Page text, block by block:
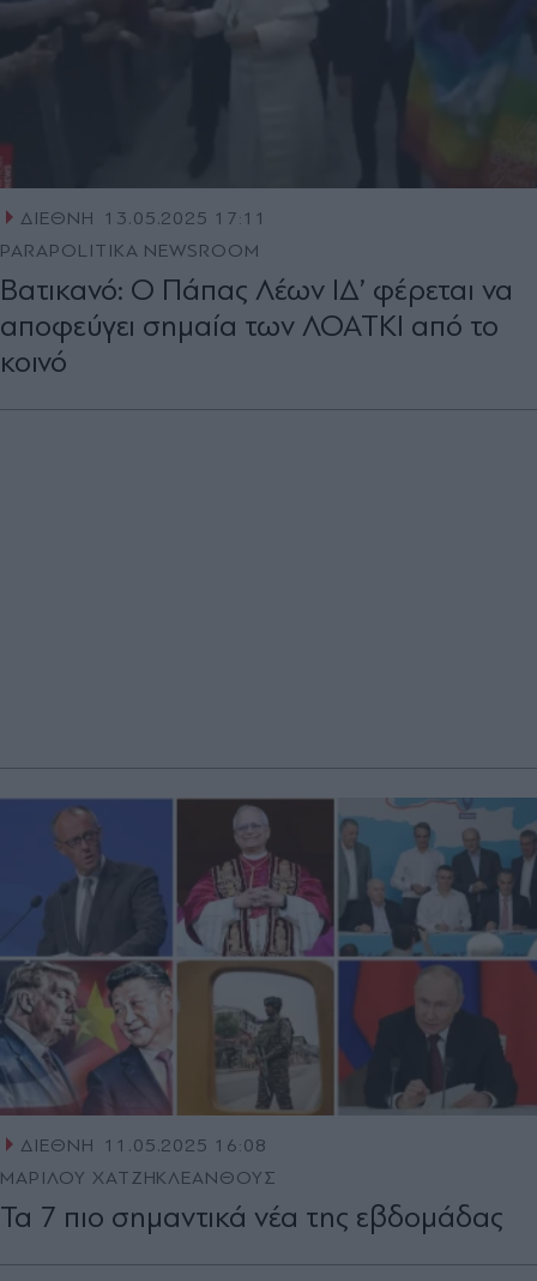
ΔΙΕΘΝΗ
13.05.2025 17:11
PARAPOLITIKA NEWSROOM
Βατικανό: Ο Πάπας Λέων ΙΔ’ φέρεται να
αποφεύγει σημαία των ΛΟΑΤΚΙ από το
κοινό
ΔΙΕΘΝΗ
11.05.2025 16:08
ΜΑΡΙΛΟΥ ΧΑΤΖΗΚΛΕΑΝΘΟΥΣ
Τα 7 πιο σημαντικά νέα της εβδομάδας